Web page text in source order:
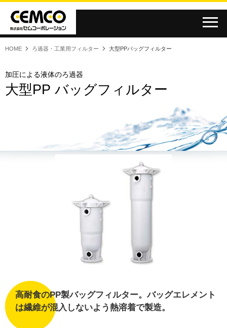
HOME ろ過器・工業用フィルター 大型PPバッグフィルター
加圧による液体のろ過器
大型PP バッグフィルター
高耐食のPP製バッグフィルター。バッグエレメント
は繊維が混入しないよう熱溶着で製造。